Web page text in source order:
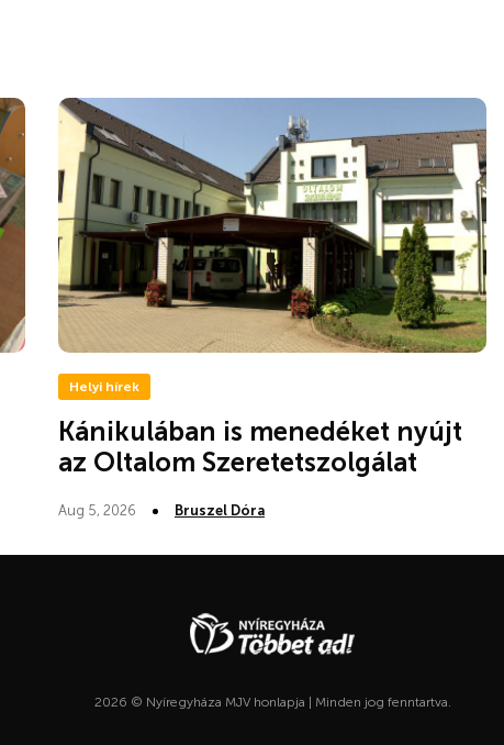
Helyi hírek
Kánikulában is menedéket nyújt
az Oltalom Szeretetszolgálat
Aug 5, 2026 Bruszel Dóra
2026 © Nyíregyháza MJV honlapja | Minden jog fenntartva.